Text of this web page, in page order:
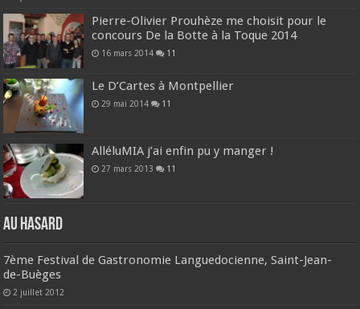
Pierre-Olivier Prouhèze me choisit pour le
concours De la Botte à la Toque 2014
16 mars 2014 11
Le D’Cartes à Montpellier
29 mai 2014 11
AlléluMIA j’ai enfin pu y manger !
27 mars 2013 11
Au hasard
7ème Festival de Gastronomie Languedocienne, Saint-Jean-
de-Buèges
2 juillet 2012